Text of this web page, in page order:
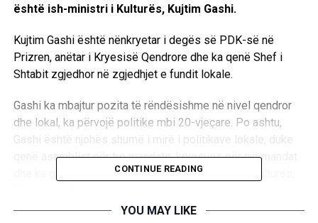
është ish-ministri i Kulturës, Kujtim Gashi.
Kujtim Gashi është nënkryetar i degës së PDK-së në
Prizren, anëtar i Kryesisë Qendrore dhe ka qenë Shef i
Shtabit zgjedhor në zgjedhjet e fundit lokale.
Gashi ka mbajtur pozita të rëndësishme në nivel qendror
dhe lokal, ka përvojë politike mbi 20-vjeçare. Po ashtu,
Gashi është njohës shumë i mirë i politikave lokale, duke
qenë asamblist për tre mandate, kryesues për një mandat
dhe ka gjashtë vite përvojë pune në Drejtorinë e Kulturës,
Republikës së Kosovës dhe Ministër i Kulturës, Rinisë
CONTINUE READING
YOU MAY LIKE